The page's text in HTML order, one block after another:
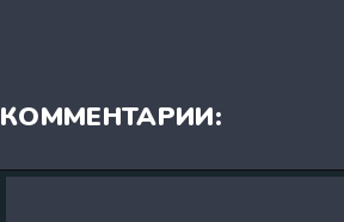
КОММЕНТАРИИ: